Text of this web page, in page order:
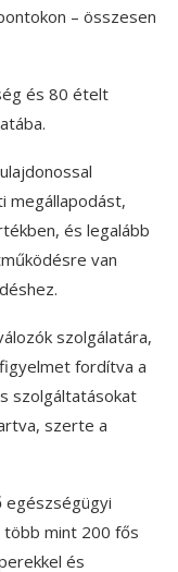
– összesen
és 80 ételt
megállapodást,
és legalább
van
szolgálatára,
fordítva a
szolgáltatásokat
szerte a
egészségügyi
mint 200 fős
és